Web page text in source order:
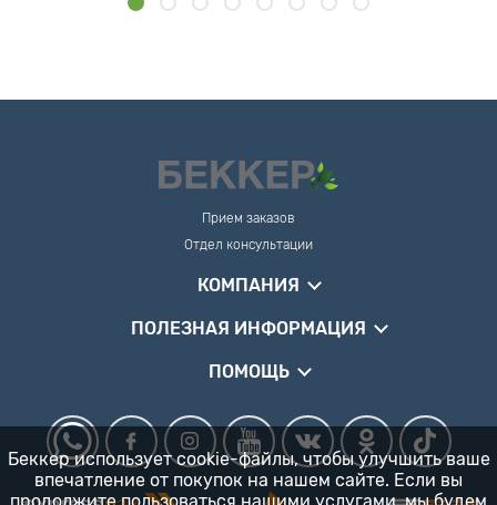
Прием заказов
Отдел консультации
КОМПАНИЯ
ПОЛЕЗНАЯ ИНФОРМАЦИЯ
ПОМОЩЬ
Беккер использует cookie-файлы, чтобы улучшить ваше
впечатление от покупок на нашем сайте. Если вы